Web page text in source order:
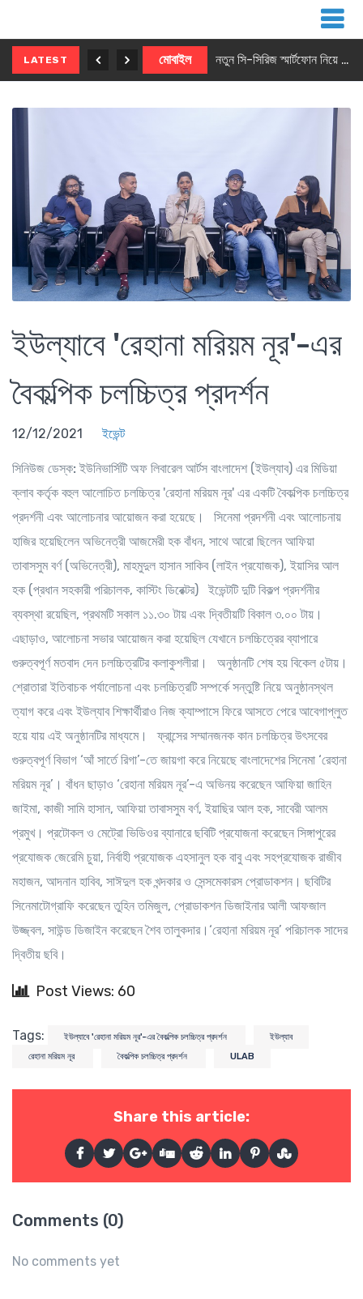
LATEST মোবাইল নতুন সি-সিরিজ স্মার্টফোন নিয়ে আসছে রিয়েলমি
ইউল্যাবে 'রেহানা মরিয়ম নূর'-এর
বৈকল্পিক চলচ্চিত্র প্রদর্শন
12/12/2021 ইভেন্ট
সিনিউজ ডেস্ক: ইউনিভার্সিটি অফ লিবারেল আর্টস বাংলাদেশ (ইউল্যাব) এর মিডিয়া
ক্লাব কর্তৃক বহুল আলোচিত চলচ্চিত্র 'রেহানা মরিয়ম নূর' এর একটি বৈকল্পিক চলচ্চিত্র
প্রদর্শনী এবং আলোচনার আয়োজন করা হয়েছে। সিনেমা প্রদর্শনী এবং আলোচনায়
হাজির হয়েছিলেন অভিনেত্রী আজমেরী হক বাঁধন, সাথে আরো ছিলেন আফিয়া
তাবাসসুম বর্ণ (অভিনেত্রী), মাহমুদুল হাসান সাকিব (লাইন প্রযোজক), ইয়াসির আল
হক (প্রধান সহকারী পরিচালক, কাস্টিং ডিরেক্টর) ইভেন্টটি দুটি বিকল্প প্রদর্শনীর
ব্যবস্থা রয়েছিল, প্রথমটি সকাল ১১.৩০ টায় এবং দ্বিতীয়টি বিকাল ৩.০০ টায়।
এছাড়াও, আলোচনা সভার আয়োজন করা হয়েছিল যেখানে চলচ্চিত্রের ব্যাপারে
গুরুত্বপূর্ণ মতবাদ দেন চলচ্চিত্রটির কলাকুশলীরা। অনুষ্ঠানটি শেষ হয় বিকেল ৫টায়।
শ্রোতারা ইতিবাচক পর্যালোচনা এবং চলচ্চিত্রটি সম্পর্কে সন্তুষ্টি নিয়ে অনুষ্ঠানস্থল
ত্যাগ করে এবং ইউল্যাব শিক্ষার্থীরাও নিজ ক্যাম্পাসে ফিরে আসতে পেরে আবেগাপ্লুত
হয়ে যায় এই অনুষ্ঠানটির মাধ্যমে। ফ্রান্সের সম্মানজনক কান চলচ্চিত্র উৎসবের
গুরুত্বপূর্ণ বিভাগ ‘আঁ সার্তে রিগা’-তে জায়গা করে নিয়েছে বাংলাদেশের সিনেমা ‘রেহানা
মরিয়ম নূর’। বাঁধন ছাড়াও ‘রেহানা মরিয়ম নূর’-এ অভিনয় করেছেন আফিয়া জাহিন
জাইমা, কাজী সামি হাসান, আফিয়া তাবাসসুম বর্ণ, ইয়াছির আল হক, সাবেরী আলম
প্রমুখ। প্রটোকল ও মেট্রো ভিডিওর ব্যানারে ছবিটি প্রযোজনা করেছেন সিঙ্গাপুরের
প্রযোজক জেরেমি চুয়া, নির্বাহী প্রযোজক এহসানুল হক বাবু এবং সহপ্রযোজক রাজীব
মহাজন, আদনান হাবিব, সাঈদুল হক খন্দকার ও সেন্সমেকারস প্রোডাকশন। ছবিটির
সিনেমাটোগ্রাফি করেছেন তুহিন তমিজুল, প্রোডাকশন ডিজাইনার আলী আফজাল
উজ্জ্বল, সাউন্ড ডিজাইন করেছেন শৈব তালুকদার।‘রেহানা মরিয়ম নূর’ পরিচালক সাদের
দ্বিতীয় ছবি।
Post Views: 60
Tags: ইউল্যাবে 'রেহানা মরিয়ম নূর'-এর বৈকল্পিক চলচ্চিত্র প্রদর্শন
ইউল্যাব
রেহানা মরিয়ম নূর
বৈকল্পিক চলচ্চিত্র প্রদর্শন ULAB
Share this article:
Comments (0)
No comments yet